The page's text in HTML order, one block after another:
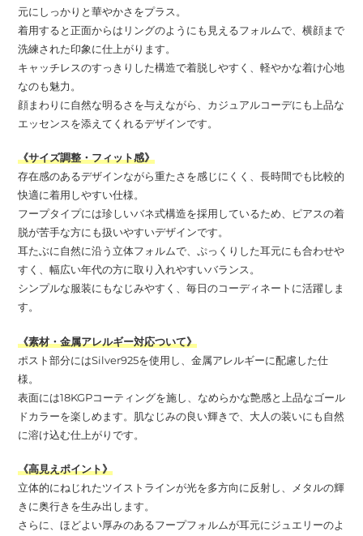
元にしっかりと華やかさをプラス。
着用すると正面からはリングのようにも見えるフォルムで、横顔まで
洗練された印象に仕上がります。
キャッチレスのすっきりした構造で着脱しやすく、軽やかな着け心地
なのも魅力。
顔まわりに自然な明るさを与えながら、カジュアルコーデにも上品な
エッセンスを添えてくれるデザインです。
《サイズ調整・フィット感》
存在感のあるデザインながら重たさを感じにくく、長時間でも比較的
快適に着用しやすい仕様。
フープタイプには珍しいバネ式構造を採用しているため、ピアスの着
脱が苦手な方にも扱いやすいデザインです。
耳たぶに自然に沿う立体フォルムで、ぷっくりした耳元にも合わせや
すく、幅広い年代の方に取り入れやすいバランス。
シンプルな服装にもなじみやすく、毎日のコーディネートに活躍しま
す。
《素材・金属アレルギー対応ついて》
ポスト部分にはSilver925を使用し、金属アレルギーに配慮した仕
様。
表面には18KGPコーティングを施し、なめらかな艶感と上品なゴール
ドカラーを楽しめます。肌なじみの良い輝きで、大人の装いにも自然
に溶け込む仕上がりです。
《高見えポイント》
立体的にねじれたツイストラインが光を多方向に反射し、メタルの輝
きに奥行きを生み出します。
さらに、ほどよい厚みのあるフープフォルムが耳元にジュエリーのよ